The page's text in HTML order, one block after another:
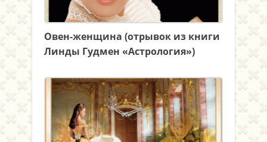
Овен-женщина (отрывок из книги
Линды Гудмен «Астрология»)